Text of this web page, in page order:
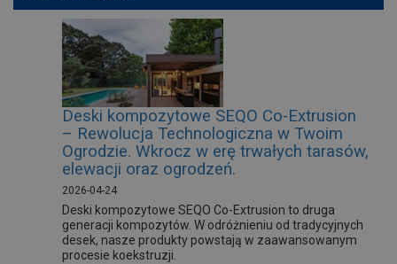
Deski kompozytowe SEQO Co-Extrusion
– Rewolucja Technologiczna w Twoim
Ogrodzie. Wkrocz w erę trwałych tarasów,
elewacji oraz ogrodzeń.
2026-04-24
Deski kompozytowe SEQO Co-Extrusion to druga
generacji kompozytów. W odróżnieniu od tradycyjnych
desek, nasze produkty powstają w zaawansowanym
procesie koekstruzji.